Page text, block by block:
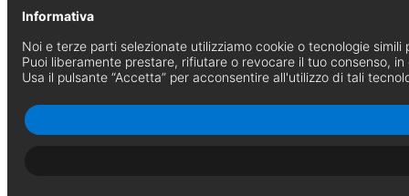
Informativa
Noi e terze parti selezionate utilizziamo cookie o tecnologie
Puoi liberamente prestare, rifiutare o revocare il tuo consenso, in
Usa il pulsante “Accetta” per acconsentire all'utilizzo di tali